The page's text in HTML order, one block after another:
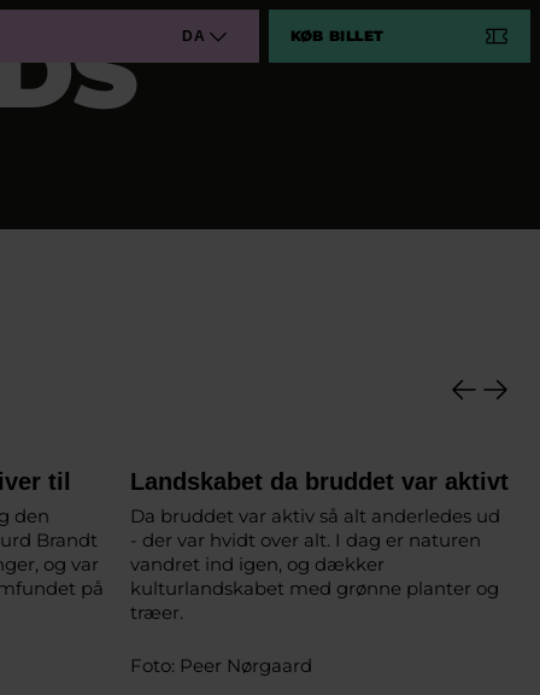
DA KØB BILLET
til
den
Brandt
og var
på
Landskabet da bruddet var aktivt
Da bruddet var aktiv så alt anderledes ud
- der var hvidt over alt. I dag er naturen
vandret ind igen, og dækker
kulturlandskabet med grønne planter og
træer.
Foto: Peer Nørgaard